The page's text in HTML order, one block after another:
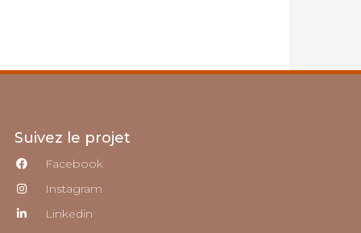
Suivez le projet
Facebook
Instagram
Linkedin